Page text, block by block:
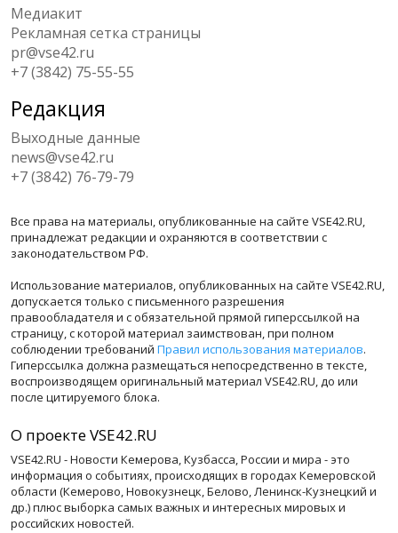
Медиакит
Рекламная сетка страницы
pr@vse42.ru
+7 (3842) 75-55-55
Редакция
Выходные данные
news@vse42.ru
+7 (3842) 76-79-79
Все права на материалы, опубликованные на сайте VSE42.RU,
принадлежат редакции и охраняются в соответствии с
законодательством РФ.
Использование материалов, опубликованных на сайте VSE42.RU,
допускается только с письменного разрешения
правообладателя и с обязательной прямой гиперссылкой на
страницу, с которой материал заимствован, при полном
соблюдении требований Правил использования материалов.
Гиперссылка должна размещаться непосредственно в тексте,
воспроизводящем оригинальный материал VSE42.RU, до или
после цитируемого блока.
О проекте VSE42.RU
VSE42.RU - Новости Кемерова, Кузбасса, России и мира - это
информация о событиях, происходящих в городах Кемеровской
области (Кемерово, Новокузнецк, Белово, Ленинск-Кузнецкий и
др.) плюс выборка самых важных и интересных мировых и
российских новостей.